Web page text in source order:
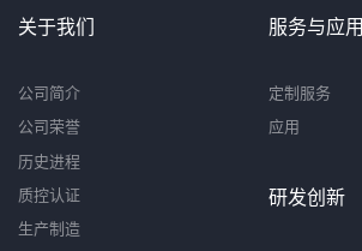
关于我们
公司简介
公司荣誉
历史进程
质控认证
生产制造
服务与应用
定制服务
应用
研发创新